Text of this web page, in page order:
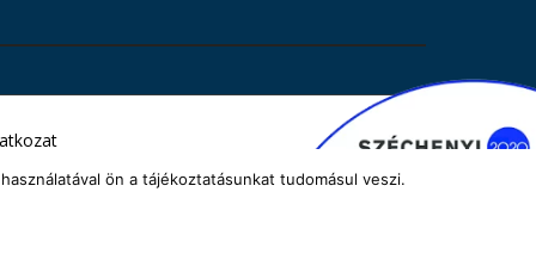
ön a tájékoztatásunkat tudomásul veszi.